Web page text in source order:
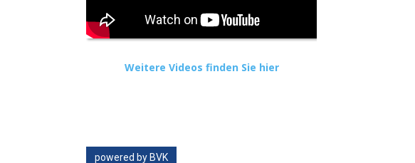
Weitere Videos finden Sie hier
powered by BVK